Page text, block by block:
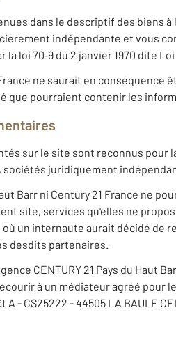
dans le descriptif des biens à
indépendante et vous
loi 70‐9 du 2 janvier 1970 dite Loi
ne saurait en
que pourraient contenir les
sur le site sont reconnus pour
sociétés juridiquement
Barr ni Century 21 France ne
site, services qu'elles ne
où un internaute aurait décidé de
desdits partenaires.
CENTURY 21 Pays du
à un médiateur agréé pour
A - CS25222 - 44505 LA